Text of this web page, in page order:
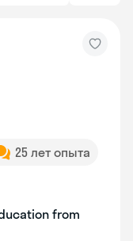
25 лет опыта
from